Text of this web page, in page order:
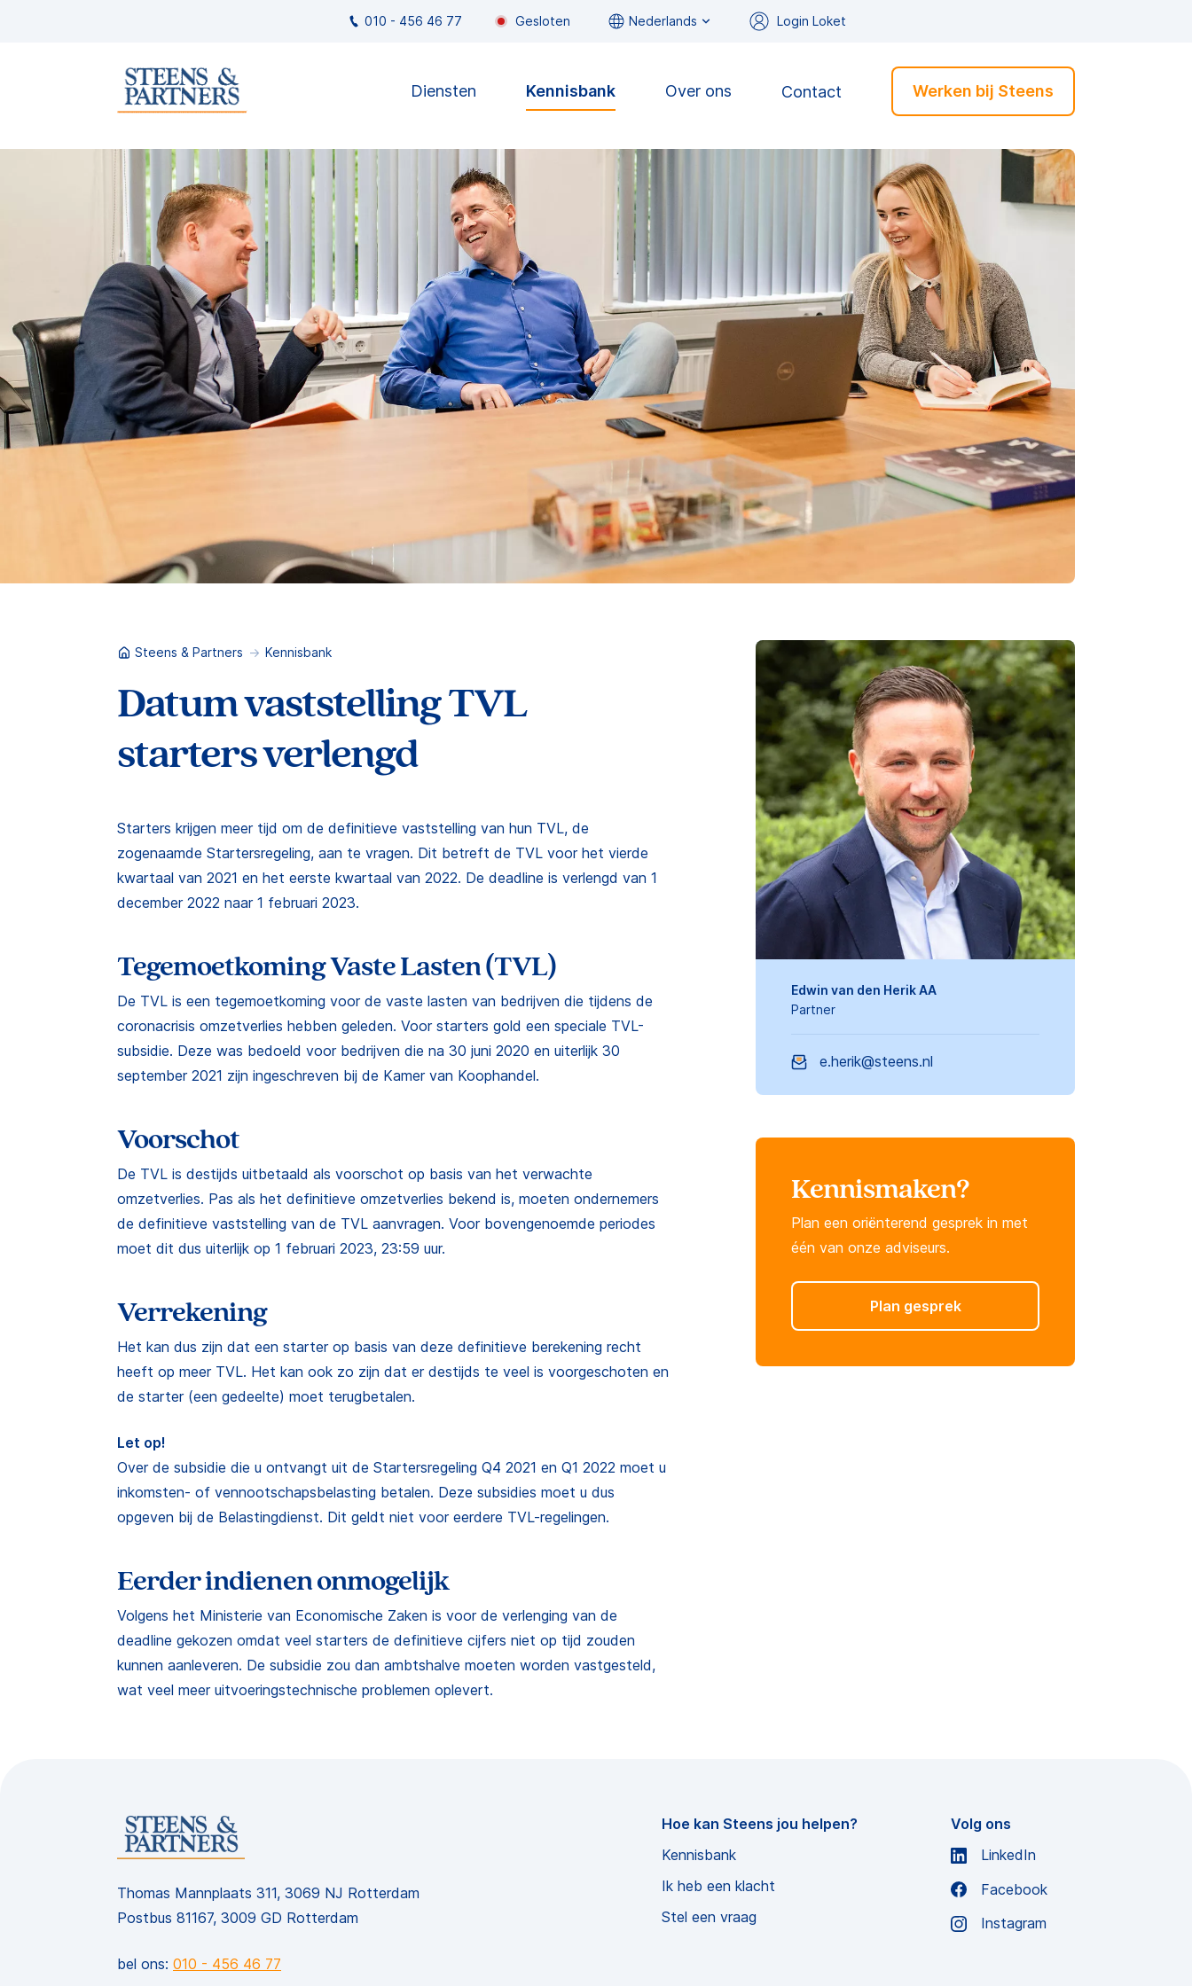
010 - 456 46 77 Gesloten Nederlands Login Loket
Diensten Kennisbank Over ons Contact Werken bij Steens
Steens & Partners Kennisbank
Datum vaststelling TVL
starters verlengd
Starters krijgen meer tijd om de definitieve vaststelling van hun TVL, de
zogenaamde Startersregeling, aan te vragen. Dit betreft de TVL voor het vierde
kwartaal van 2021 en het eerste kwartaal van 2022. De deadline is verlengd van 1
december 2022 naar 1 februari 2023.
Tegemoetkoming Vaste Lasten (TVL)
De TVL is een tegemoetkoming voor de vaste lasten van bedrijven die tijdens de
coronacrisis omzetverlies hebben geleden. Voor starters gold een speciale TVL-
subsidie. Deze was bedoeld voor bedrijven die na 30 juni 2020 en uiterlijk 30
september 2021 zijn ingeschreven bij de Kamer van Koophandel.
Voorschot
De TVL is destijds uitbetaald als voorschot op basis van het verwachte
omzetverlies. Pas als het definitieve omzetverlies bekend is, moeten ondernemers
de definitieve vaststelling van de TVL aanvragen. Voor bovengenoemde periodes
moet dit dus uiterlijk op 1 februari 2023, 23:59 uur.
Verrekening
Het kan dus zijn dat een starter op basis van deze definitieve berekening recht
heeft op meer TVL. Het kan ook zo zijn dat er destijds te veel is voorgeschoten en
de starter (een gedeelte) moet terugbetalen.
Let op!
Over de subsidie die u ontvangt uit de Startersregeling Q4 2021 en Q1 2022 moet u
inkomsten- of vennootschapsbelasting betalen. Deze subsidies moet u dus
opgeven bij de Belastingdienst. Dit geldt niet voor eerdere TVL-regelingen.
Eerder indienen onmogelijk
Volgens het Ministerie van Economische Zaken is voor de verlenging van de
deadline gekozen omdat veel starters de definitieve cijfers niet op tijd zouden
kunnen aanleveren. De subsidie zou dan ambtshalve moeten worden vastgesteld,
wat veel meer uitvoeringstechnische problemen oplevert.
Edwin van den Herik AA
Partner
e.herik@steens.nl
Kennismaken?
Plan een oriënterend gesprek in met
één van onze adviseurs.
Plan gesprek
Thomas Mannplaats 311, 3069 NJ Rotterdam
Postbus 81167, 3009 GD Rotterdam
bel ons: 010 - 456 46 77
Hoe kan Steens jou helpen?
Kennisbank
Ik heb een klacht
Stel een vraag
Volg ons
LinkedIn
Facebook
Instagram